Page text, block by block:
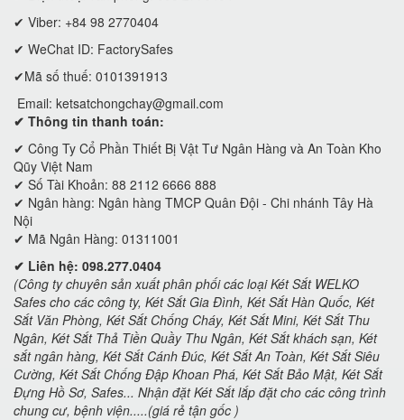
✔ Viber: +84 98 2770404
✔ WeChat ID: FactorySafes
✔Mã số thuế: 0101391913
Email: ketsatchongchay@gmail.com
✔ Thông tin thanh toán:
✔ Công Ty Cổ Phần Thiết Bị Vật Tư Ngân Hàng và An Toàn Kho
Qũy Việt Nam
✔ Số Tài Khoản: 88 2112 6666 888
✔ Ngân hàng: Ngân hàng TMCP Quân Đội - Chi nhánh Tây Hà
Nội
✔ Mã Ngân Hàng: 01311001
✔ Liên hệ: 098.277.0404
(Công ty chuyên sản xuất phân phối các loại Két Sắt WELKO
Safes cho các công ty, Két Sắt Gia Đình, Két Sắt Hàn Quốc, Két
Sắt Văn Phòng, Két Sắt Chống Cháy, Két Sắt Mini, Két Sắt Thu
Ngân, Két Sắt Thả Tiền Quầy Thu Ngân, Két Sắt khách sạn, Két
sắt ngân hàng, Két Sắt Cánh Đúc, Két Sắt An Toàn, Két Sắt Siêu
Cường, Két Sắt Chống Đập Khoan Phá, Két Sắt Bảo Mật, Két Sắt
Đựng Hồ Sơ, Safes... Nhận đặt Két Sắt lắp đặt cho các công trình
chung cư, bệnh viện.....(giá rẻ tận gốc )